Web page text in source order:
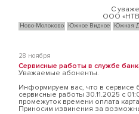
С
ООО
Ново-Молоково Южное Видное Южная
28 ноября
Сервисные работы в службе
Уважаемые абоненты.
Информируем вас, что в сервисе
сервисные работы 30.11.2025 с
промежуток времени оплата
Приносим извинения за